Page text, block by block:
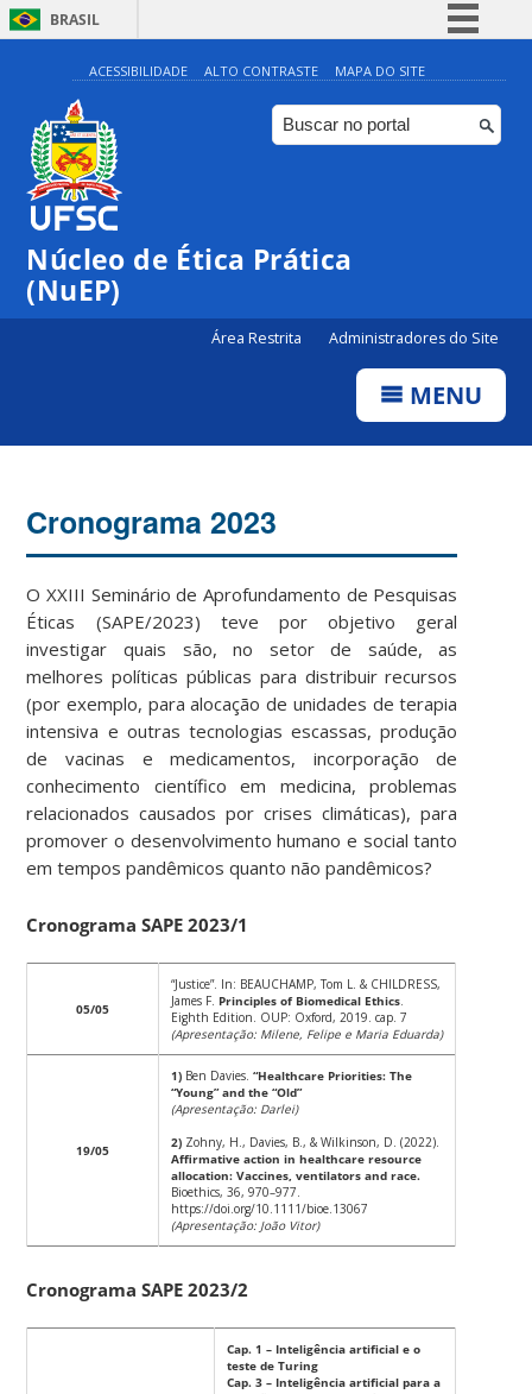
BRASIL
Simplifique!
Comunica BR
Participe
ACESSIBILIDADE ALTO CONTRASTE MAPA DO SITE
Núcleo de Ética Prática
(NuEP)
Área Restrita Administradores do Site
MENU
Cronograma 2023
O XXIII Seminário de Aprofundamento de Pesquisas
Éticas (SAPE/2023) teve por objetivo geral
investigar quais são, no setor de saúde, as
melhores políticas públicas para distribuir recursos
(por exemplo, para alocação de unidades de terapia
intensiva e outras tecnologias escassas, produção
de vacinas e medicamentos, incorporação de
conhecimento científico em medicina, problemas
relacionados causados por crises climáticas), para
promover o desenvolvimento humano e social tanto
em tempos pandêmicos quanto não pandêmicos?
Cronograma SAPE 2023/1
05/05
“Justice”. In: BEAUCHAMP, Tom L. & CHILDRESS,
James F. Principles of Biomedical Ethics
Eighth Edition. OUP: Oxford, 2019. cap. 7
(Apresentação: Milene, Felipe e Maria Eduarda)
19/05
1) Ben Davies.“Healthcare Priorities: The
“Young” and the “Old”
(Apresentação: Darlei)
2) Zohny, H., Davies, B., & Wilkinson, D. (2022).
Affirmative action in healthcare resource
allocation: Vaccines, ventilators and race.
Bioethics, 36, 970–977.
https://doi.org/10.1111/bioe.13067
(Apresentação: João Vitor)
Cronograma SAPE 2023/2
Cap. 1 – Inteligência artificial e o
teste de Turing
Cap. 3 – Inteligência artificial para a